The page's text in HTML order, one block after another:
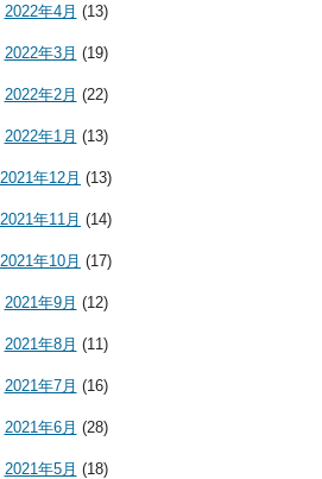
2022年4月 (13)
2022年3月 (19)
2022年2月 (22)
2022年1月 (13)
2021年12月 (13)
2021年11月 (14)
2021年10月 (17)
2021年9月 (12)
2021年8月 (11)
2021年7月 (16)
2021年6月 (28)
2021年5月 (18)